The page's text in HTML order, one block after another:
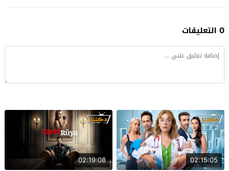
0 التعليقات
02:15:05
02:19:08